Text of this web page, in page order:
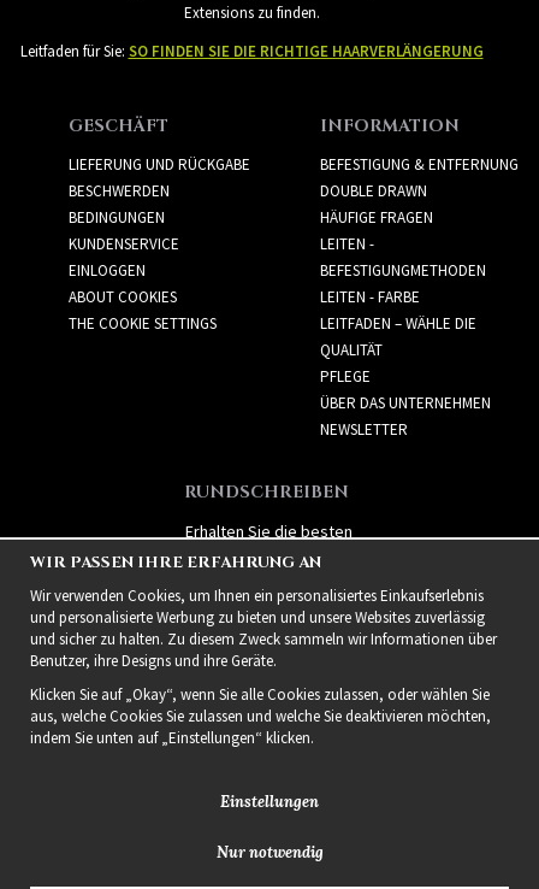
Extensions zu finden.
Leitfaden für Sie: SO FINDEN SIE DIE RICHTIGE HAARVERLÄNGERUNG
GESCHÄFT
LIEFERUNG UND RÜCKGABE
BESCHWERDEN
BEDINGUNGEN
KUNDENSERVICE
EINLOGGEN
ABOUT COOKIES
THE COOKIE SETTINGS
INFORMATION
BEFESTIGUNG & ENTFERNUNG
DOUBLE DRAWN
HÄUFIGE FRAGEN
LEITEN -
BEFESTIGUNGMETHODEN
LEITEN - FARBE
LEITFADEN – WÄHLE DIE
QUALITÄT
PFLEGE
ÜBER DAS UNTERNEHMEN
NEWSLETTER
RUNDSCHREIBEN
Erhalten Sie die besten
Angebote und spannende
neue Produkte!
2021 Delightful Hair
WIR PASSEN IHRE ERFAHRUNG AN
Wir verwenden Cookies, um Ihnen ein personalisiertes Einkaufserlebnis
und personalisierte Werbung zu bieten und unsere Websites zuverlässig
und sicher zu halten. Zu diesem Zweck sammeln wir Informationen über
Benutzer, ihre Designs und ihre Geräte.
Klicken Sie auf „Okay“, wenn Sie alle Cookies zulassen, oder wählen Sie
aus, welche Cookies Sie zulassen und welche Sie deaktivieren möchten,
indem Sie unten auf „Einstellungen“ klicken.
Einstellungen
Nur notwendig